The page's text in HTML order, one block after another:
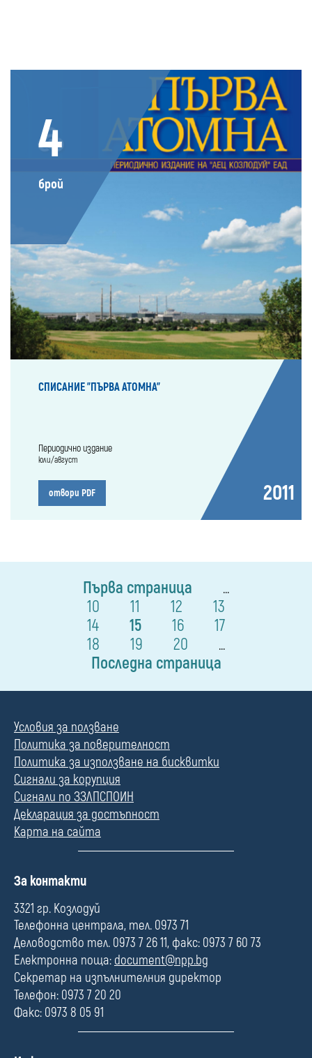
4
брой
СПИСАНИЕ "ПЪРВА АТОМНА"
Периодично издание
юли/август
отвори PDF 2011
Първа страница ...
10 11 12
13
14
15 16
17
18
19 20 ...
Последна страница
Условия за ползване
Политика за поверителност
Политика за използване на бисквитки
Сигнали за корупция
Сигнали по ЗЗЛПСПОИН
Декларация за достъпност
Карта на сайта
П
л
е
За контакти
3321 гр. Козлодуй
Телефонна централа, тел. 0973 71
Деловодство тел. 0973 7 26 11, факс: 0973 7 60 73
Електронна поща: document@npp.bg
Секретар на изпълнителния директор
Телефон: 0973 7 20 20
Факс: 0973 8 05 91